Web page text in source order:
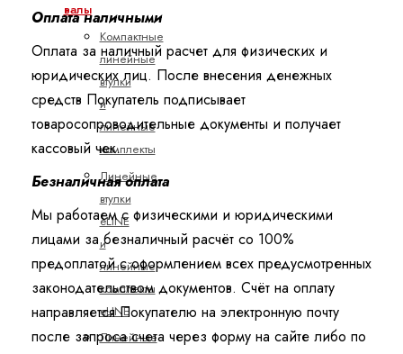
валы
Компактные
линейные
втулки
и
линейные
комплекты
Линейные
втулки
eLINE
и
линейные
комплекты
eLINE
Линейные
Оплата наличными
Оплата за наличный расчет для физических и
юридических лиц. После внесения денежных
средств Покупатель подписывает
товаросопроводительные документы и получает
кассовый чек.
Безналичная оплата
Мы работаем с физическими и юридическими
лицами за безналичный расчёт со 100%
предоплатой с оформлением всех предусмотренных
законодательством документов. Счёт на оплату
направляется Покупателю на электронную почту
после запроса счета через форму на сайте либо по